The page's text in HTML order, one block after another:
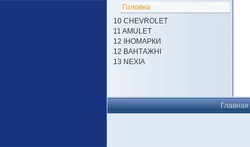
Головна
10 CHEVROLET
11 AMULET
12 ІНОМАРКИ
12 ВАНТАЖНІ
13 NEXIA
Главная